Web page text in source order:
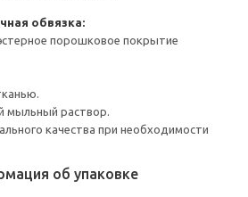
обвязка:
порошковое покрытие
мыльный раствор.
качества при необходимости
об упаковке